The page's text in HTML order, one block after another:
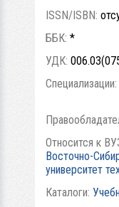
ISSN/ISBN:
ББК: *
УДК:
Специализации:
Относится к
Восточно-
университет
Каталоги: